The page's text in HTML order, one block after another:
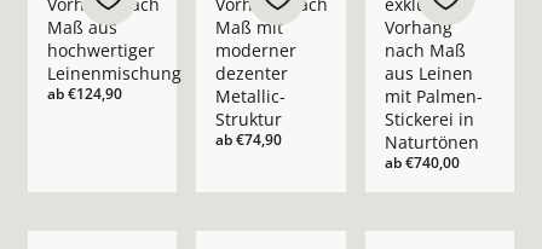
Maß aus
hochwertiger
Leinenmischung
ab€124,90
Maß mit
moderner
dezenter
Metallic-
Struktur
ab€74,90
Vorhang
nach Maß
aus Leinen
mit Palmen-
Stickerei in
Naturtönen
ab€740,00